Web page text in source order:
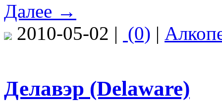
Далее →
2010-05-02 | (0) |
Делавэр (Delaware)